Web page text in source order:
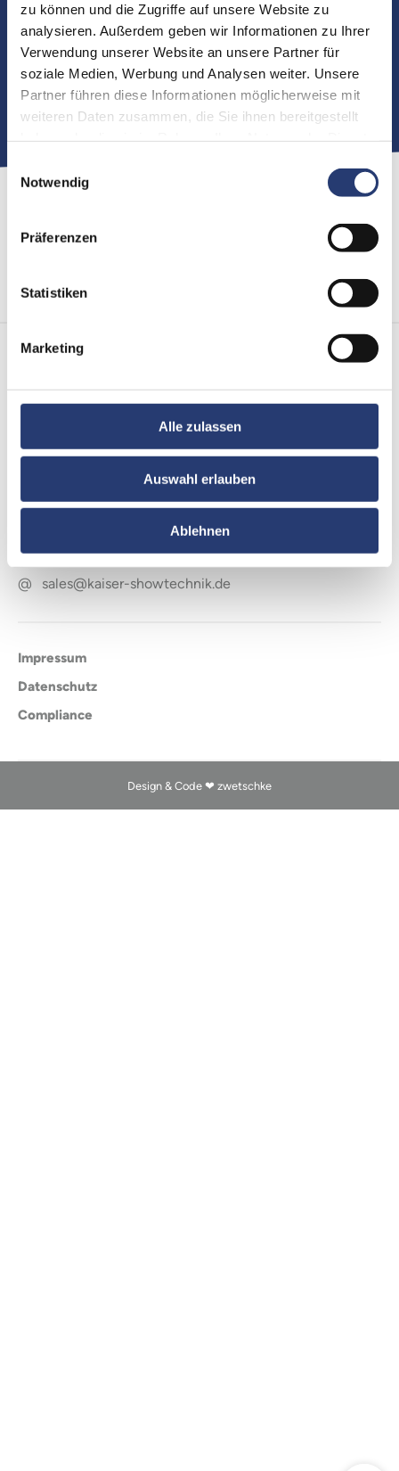
zu können und die Zugriffe auf unsere Website zu
analysieren. Außerdem geben wir Informationen zu Ihrer
Verwendung unserer Website an unsere Partner für
soziale Medien, Werbung und Analysen weiter. Unsere
Partner führen diese Informationen möglicherweise mit
weiteren Daten zusammen, die Sie ihnen bereitgestellt
Einwilligungsauswahl
Notwendig
Präferenzen
Statistiken
Marketing
Alle zulassen
Auswahl erlauben
Ablehnen
Mechanisch
Abmessungen (LxBxT): 1200mm x 600mm x 600mm
Kaiser Showtechnik
Steinerne Furt 88
GERMANY
0821 - 480408-70
@
sales@kaiser-showtechnik.de
Impressum
Datenschutz
Compliance
Design & Code ❤ zwetschke